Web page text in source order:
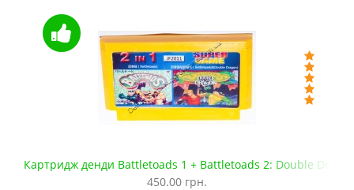
Картридж денди Battletoads 1 + Battletoads 2: Double
450.00 грн.